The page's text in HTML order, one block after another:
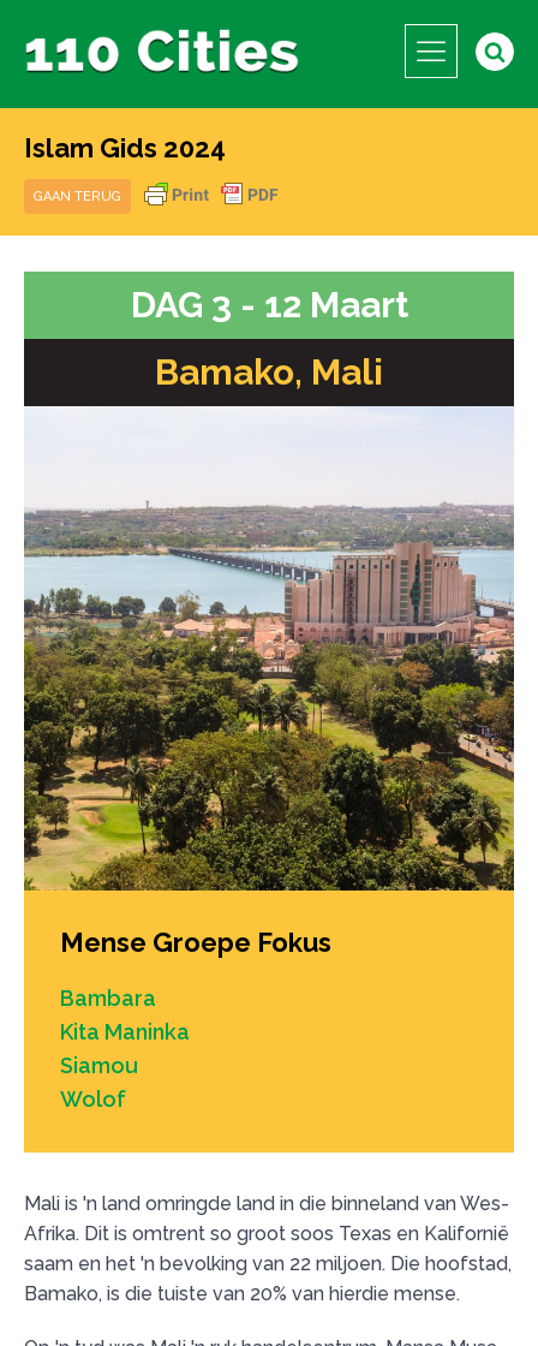
Islam Gids 2024
GAAN TERUG
DAG 3 - 12 Maart
Bamako, Mali
Mense Groepe Fokus
Bambara
Kita Maninka
Siamou
Wolof
Mali is 'n land omringde land in die binneland van Wes-
Afrika. Dit is omtrent so groot soos Texas en Kalifornië
saam en het 'n bevolking van 22 miljoen. Die hoofstad,
Bamako, is die tuiste van 20% van hierdie mense.